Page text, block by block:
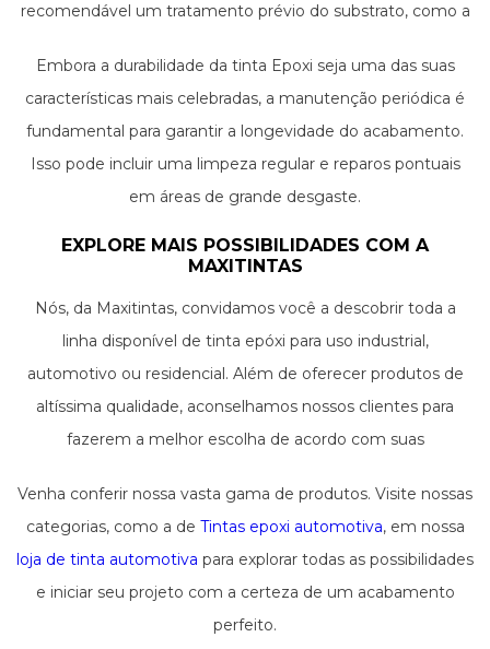
recomendável um tratamento prévio do substrato, como a
eficácia do revestimento.
Embora a durabilidade da tinta Epoxi seja uma das suas
características mais celebradas, a manutenção periódica é
fundamental para garantir a longevidade do acabamento.
Isso pode incluir uma limpeza regular e reparos pontuais
em áreas de grande desgaste.
EXPLORE MAIS POSSIBILIDADES COM A
MAXITINTAS
Nós, da Maxitintas, convidamos você a descobrir toda a
linha disponível de tinta epóxi para uso industrial,
automotivo ou residencial. Além de oferecer produtos de
altíssima qualidade, aconselhamos nossos clientes para
fazerem a melhor escolha de acordo com suas
completa ou um novo projeto, as tintas epóxi são uma
opção de alta performance que garantirão resultados
surpreendentes.
Venha conferir nossa vasta gama de produtos. Visite nossas
categorias, como a de Tintas epoxi automotiva, em nossa
loja de tinta automotiva para explorar todas as possibilidades
e iniciar seu projeto com a certeza de um acabamento
perfeito.